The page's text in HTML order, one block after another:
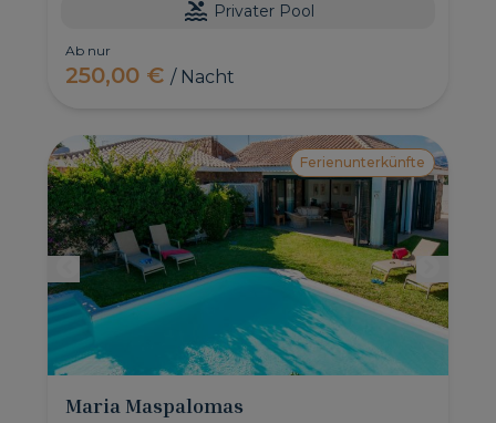
Privater Pool
Ab nur
250,00 €/ Nacht
Ferienunterkünfte
Maria Maspalomas